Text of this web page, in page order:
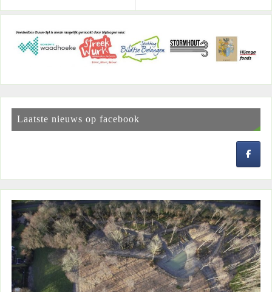
Laatste nieuws op facebook